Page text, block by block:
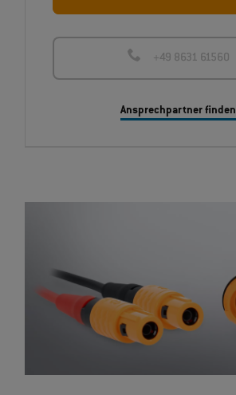
+49 8631 61560
Ansprechpartner finden